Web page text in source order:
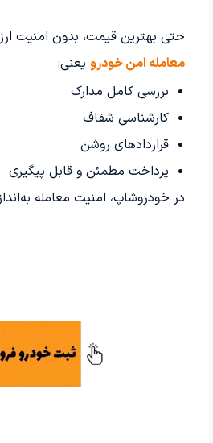
حتی بهترین قیمت، بدون امنیت
معامله امن خودرویعنی:
بررسی کامل مدارک
کارشناسی شفاف
قراردادهای روشن
پرداخت مطمئن و قابل پیگیری
در خودروشاپ، امنیت معامله